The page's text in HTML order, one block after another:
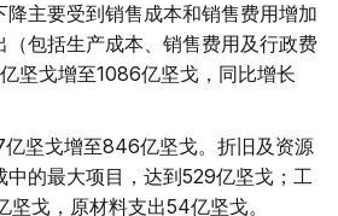
主要受到销售成本和销售费用增加
（包括生产成本、销售费用及行政费
坚戈增至1086亿坚戈，同比增长
坚戈增至846亿坚戈。折旧及资源
中的最大项目，达到529亿坚戈；工
戈，原材料支出54亿坚戈。